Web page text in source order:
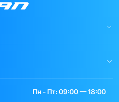
Пн - Пт: 09:00 — 18:00